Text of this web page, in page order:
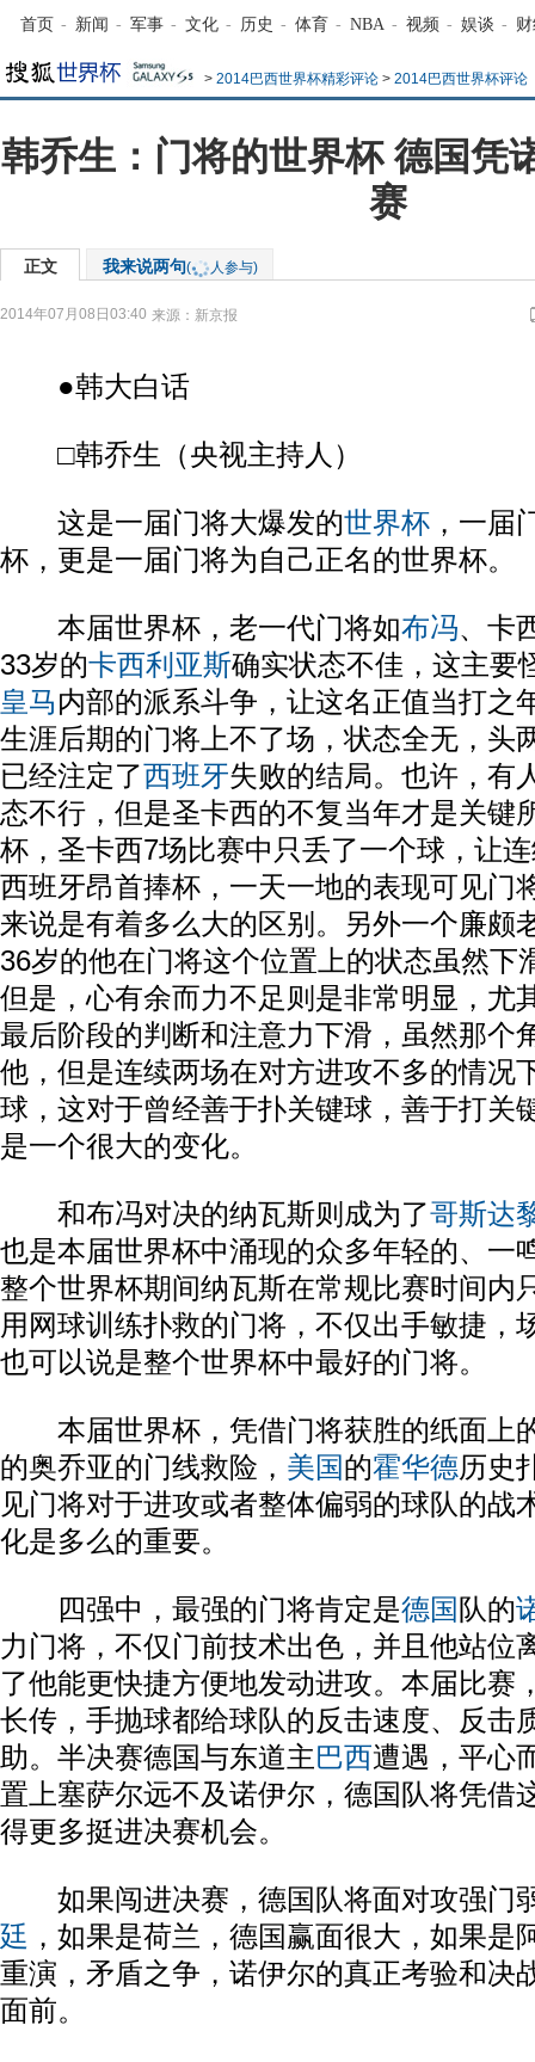
首页 - 新闻 - 军事 - 文化 - 历史 - 体育 - NBA - 视频 - 娱谈 -
> 2014巴西世界杯精彩评论 > 2014巴西世界杯评论
韩乔生：门将的世界杯 德国凭
赛
正文 我来说两句( 人参与)
2014年07月08日03:40 来源： 新京报
●韩大白话
□韩乔生（央视主持人）
这是一届门将大爆发的世界杯 ，一届
杯，更是一届门将为自己正名的世界杯。
本届世界杯，老一代门将如布冯、卡
33岁的卡西利亚斯确实状态不佳，这主要
皇马内部的派系斗争，让这名正值当打之
生涯后期的门将上不了场，状态全无，头
已经注定了西班牙失败的结局。也许，有
态不行，但是圣卡西的不复当年才是关键
杯，圣卡西7场比赛中只丢了一个球，让
西班牙昂首捧杯，一天一地的表现可见门
来说是有着多么大的区别。另外一个廉颇
36岁的他在门将这个位置上的状态虽然下
但是，心有余而力不足则是非常明显，尤
最后阶段的判断和注意力下滑，虽然那个
他，但是连续两场在对方进攻不多的情况
球，这对于曾经善于扑关键球，善于打关
是一个很大的变化。
和布冯对决的纳瓦斯则成为了哥斯达
也是本届世界杯中涌现的众多年轻的、一
整个世界杯期间纳瓦斯在常规比赛时间内
用网球训练扑救的门将，不仅出手敏捷，
也可以说是整个世界杯中最好的门将。
本届世界杯，凭借门将获胜的纸面上
的奥乔亚的门线救险， 美国的霍华德历史
见门将对于进攻或者整体偏弱的球队的战
化是多么的重要。
四强中，最强的门将肯定是德国 队的
力门将，不仅门前技术出色，并且他站位
了他能更快捷方便地发动进攻。本届比赛
长传，手抛球都给球队的反击速度、反击
助。半决赛德国与东道主巴西遭遇，平心
置上塞萨尔远不及诺伊尔，德国队将凭借
得更多挺进决赛机会。
如果闯进决赛，德国队将面对攻强门
廷 ，如果是荷兰，德国赢面很大，如果是
重演，矛盾之争，诺伊尔的真正考验和决
面前。